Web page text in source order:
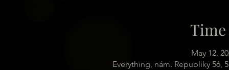
May 12,
Everything, nám. Republiky 56,